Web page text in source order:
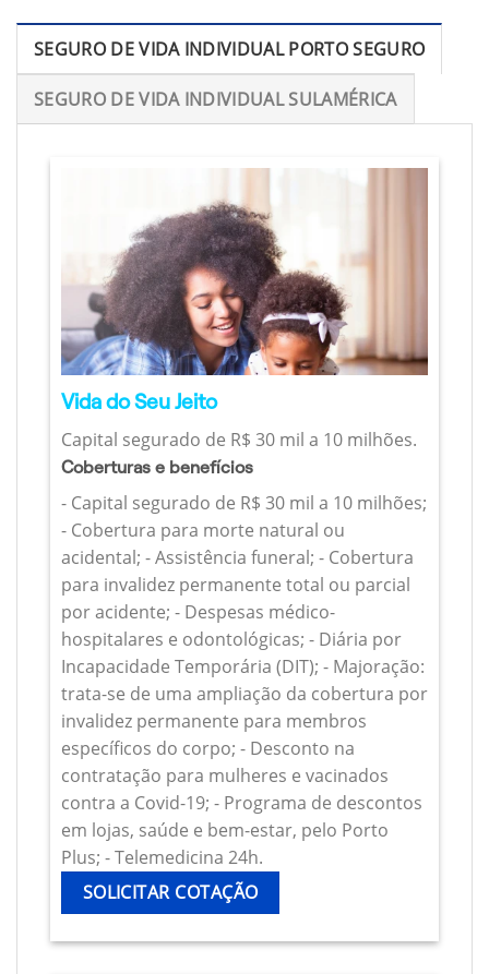
SEGURO DE VIDA INDIVIDUAL PORTO SEGURO
SEGURO DE VIDA INDIVIDUAL SULAMÉRICA
Vida do Seu Jeito
Capital segurado de R$ 30 mil a 10 milhões.
Coberturas e benefícios
- Capital segurado de R$ 30 mil a 10 milhões;
- Cobertura para morte natural ou
acidental; - Assistência funeral; - Cobertura
para invalidez permanente total ou parcial
por acidente; - Despesas médico-
hospitalares e odontológicas; - Diária por
Incapacidade Temporária (DIT); - Majoração:
trata-se de uma ampliação da cobertura por
invalidez permanente para membros
específicos do corpo; - Desconto na
contratação para mulheres e vacinados
contra a Covid-19; - Programa de descontos
em lojas, saúde e bem-estar, pelo Porto
Plus; - Telemedicina 24h.
SOLICITAR COTAÇÃO